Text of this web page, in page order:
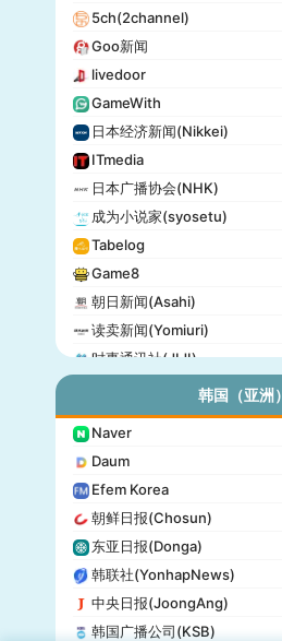
5ch(2channel)
Goo新闻
livedoor
GameWith
日本经济新闻(Nikkei)
ITmedia
日本广播协会(NHK)
成为小说家(syosetu)
Tabelog
Game8
朝日新闻(Asahi)
读卖新闻(Yomiuri)
时事通讯社(JIJI)
产经新闻(Sankei)
东京放送(TBS)
朝日电视台(TV Asahi)
东京电视台(TV Tokyo)
日本电视台(NTV)
富士电视台(Fuji TV)
日本时报(Japan Times)
韩国（亚洲）
Naver
Daum
Efem Korea
朝鲜日报(Chosun)
东亚日报(Donga)
韩联社(YonhapNews)
中央日报(JoongAng)
韩国广播公司(KSB)